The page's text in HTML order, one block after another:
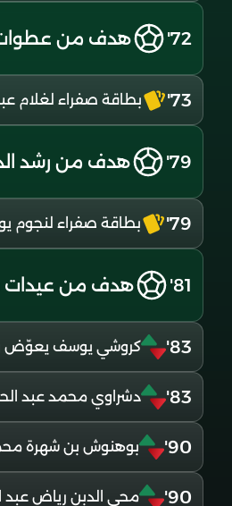
72' هدف من عطوات
73' بطاقة صفراء لغلام
79' هدف من رشد
79' بطاقة صفراء لنجوم
81' هدف من عيدات
83' كروشي يوسف يعوّض
83' دشراوي محمد عبد
90' بوهنوش بن شهرة
90' محي الدبن رياض عبد